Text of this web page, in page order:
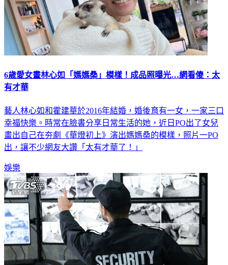
6歲愛女畫林心如「媽媽桑」模樣！成品照曝光…網看傻：太
有才華
藝人林心如和霍建華於2016年結婚，婚後育有一女，一家三口
幸福快樂。時常在臉書分享日常生活的她，近日PO出了女兒
畫出自己在夯劇《華燈初上》演出媽媽桑的模樣，照片一PO
出，讓不少網友大讚「太有才華了！」
娛樂